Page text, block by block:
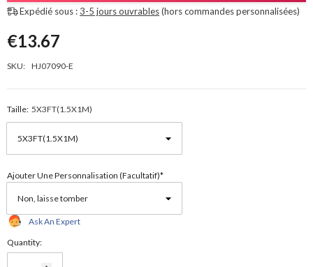
Expédié sous :3-5 jours ouvrables(hors commandes personnalisées)
€13.67
SKU: HJ07090-E
Taille: 5X3FT(1.5X1M)
Ajouter Une Personnalisation (facultatif)*
Ask An Expert
Quantity: